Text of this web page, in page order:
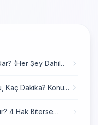
(Her Şey Dahil
Kaç Dakika? Konu
4 Hak Biterse